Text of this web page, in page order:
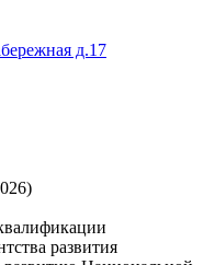
д.17
развития